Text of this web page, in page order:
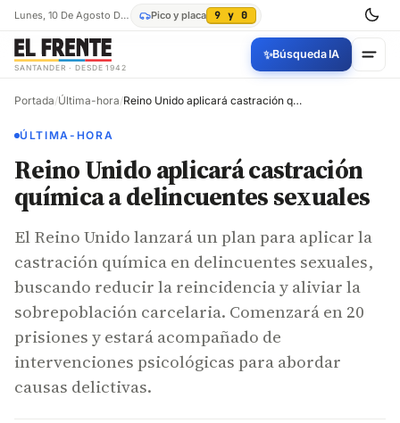
Lunes, 10 De Agosto De 2026 Pico y placa 9 y 0
SANTANDER · DESDE 1942
✨Búsqueda IA
Portada/Última-hora/ Reino Unido aplicará castración química a delincuentes sexuales
ÚLTIMA-HORA
Reino Unido aplicará castración
química a delincuentes sexuales
El Reino Unido lanzará un plan para aplicar la
castración química en delincuentes sexuales,
buscando reducir la reincidencia y aliviar la
sobrepoblación carcelaria. Comenzará en 20
prisiones y estará acompañado de
intervenciones psicológicas para abordar
causas delictivas.